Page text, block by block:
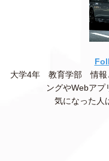
大学4年 教育学部 情報
ングやWebアプ
気になった人